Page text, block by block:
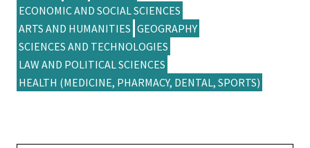
ECONOMIC AND SOCIAL SCIENCES
ARTS AND HUMANITIES GEOGRAPHY
SCIENCES AND TECHNOLOGIES
LAW AND POLITICAL SCIENCES
HEALTH (MEDICINE, PHARMACY, DENTAL, SPORTS)